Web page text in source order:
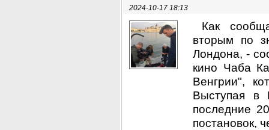
2024-10-17 18:13
Как
вторым по
Лондона, -
кино Чаба
Венгрии",
Выступая в
последние
постановок,